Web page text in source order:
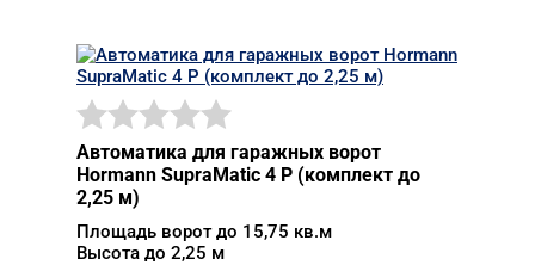
Автоматика для гаражных ворот
Hormann SupraMatic 4 P (комплект до
2,25 м)
Площадь ворот до 15,75 кв.м
Высота до 2,25 м